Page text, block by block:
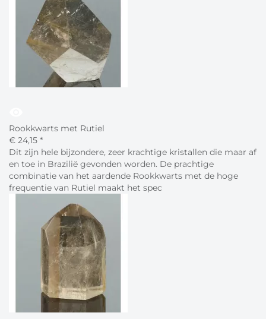
Rookkwarts met Rutiel
€ 24,15 *
Dit zijn hele bijzondere, zeer krachtige kristallen die maar af
en toe in Brazilië gevonden worden. De prachtige
combinatie van het aardende Rookkwarts met de hoge
frequentie van Rutiel maakt het spec